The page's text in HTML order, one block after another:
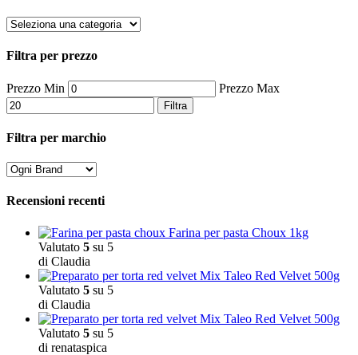
Filtra per prezzo
Prezzo Min Prezzo Max
Filtra
Filtra per marchio
Recensioni recenti
Farina per pasta Choux 1kg
Valutato 5 su 5
di Claudia
Mix Taleo Red Velvet 500g
Valutato 5 su 5
di Claudia
Mix Taleo Red Velvet 500g
Valutato 5 su 5
di renataspica